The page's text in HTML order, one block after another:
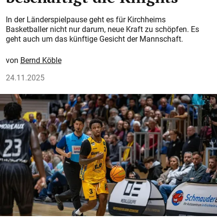
In der Länderspielpause geht es für Kirchheims
Basketballer nicht nur darum, neue Kraft zu schöpfen. Es
geht auch um das künftige Gesicht der Mannschaft.
Bernd Köble
24.11.2025